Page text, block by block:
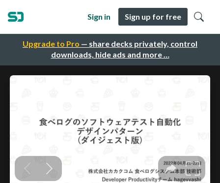
Upgrade to Pro — share decks privately, control
downloads, hide ads and more …
Sign in Sign up for free